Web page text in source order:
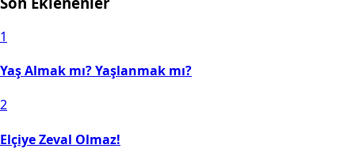
1
Yaş Almak mı? Yaşlanmak mı?
2
Elçiye Zeval Olmaz!